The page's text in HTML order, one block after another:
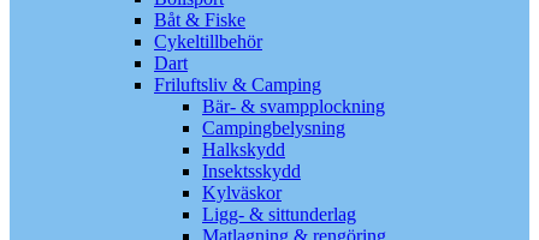
Båt & Fiske
Cykeltillbehör
Dart
Friluftsliv & Camping
Bär- & svampplockning
Campingbelysning
Halkskydd
Insektsskydd
Kylväskor
Ligg- & sittunderlag
Matlagning & rengöring